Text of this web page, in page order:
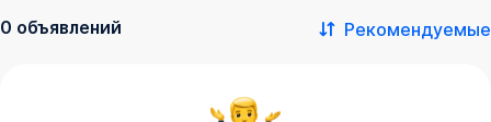
0 объявлений Рекомендуемые